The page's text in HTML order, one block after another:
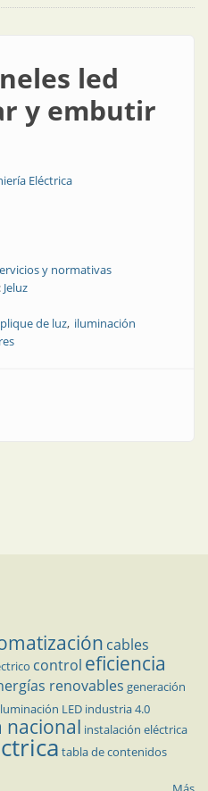
led
y embutir
Eléctrica
y normativas
Jeluz
de luz iluminación
led para aplicar y embutir
cables
control eficiencia
renovables generación
LED industria 4.0
nacional instalación eléctrica
tabla de contenidos